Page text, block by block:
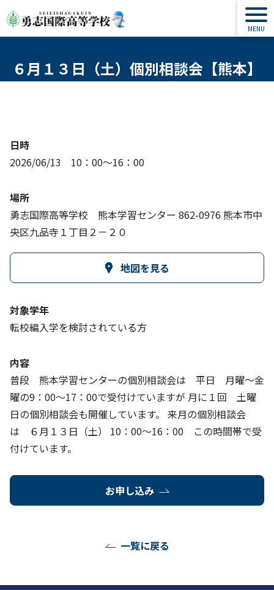
６月１３日（土）個別相談会【熊本】
日時
2026/06/13 10：00～16：00
場所
勇志国際高等学校 熊本学習センター 862-0976 熊本市中
央区九品寺１丁目２－２０
地図を見る
対象学年
転校編入学を検討されている方
内容
普段 熊本学習センターの個別相談会は 平日 月曜～金
曜の9：00～17：00で受付けていますが 月に１回 土曜
日の個別相談会も開催しています。 来月の個別相談会
は ６月１３日（土） 10：00～16：00 この時間帯で受
付けています。
お申し込み
一覧に戻る